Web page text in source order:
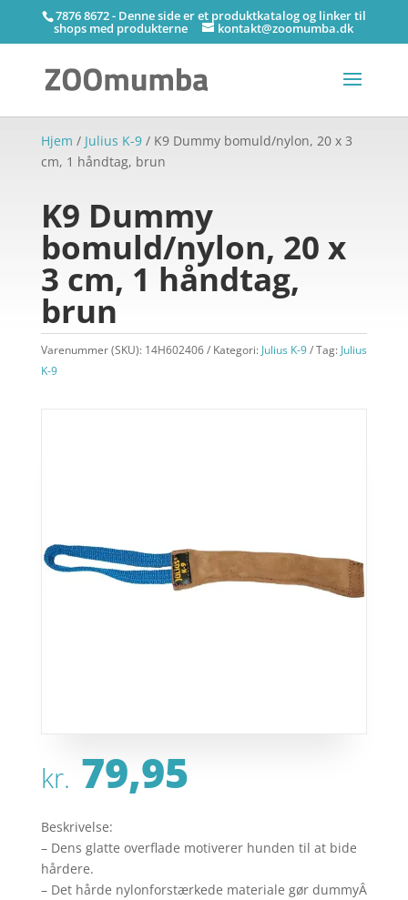
7876 8672 - Denne side er et produktkatalog og linker til
shops med produkterne kontakt@zoomumba.dk
Hjem / Julius K-9/ K9 Dummy bomuld/nylon, 20 x 3
cm, 1 håndtag, brun
K9 Dummy
bomuld/nylon, 20 x
3 cm, 1 håndtag,
brun
Varenummer (SKU): 14H602406 Kategori: Julius K-9 Tag: Julius
K-9
kr. 79,95
Beskrivelse:
– Dens glatte overflade motiverer hunden til at bide
hårdere.
– Det hårde nylonforstærkede materiale gør dummyÂ